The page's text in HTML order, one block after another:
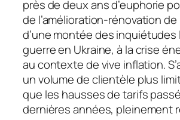
près de deux ans d’euphorie
de l’amélioration-rénovation de
d’une montée des inquiétudes
guerre en Ukraine, à la crise
au contexte de vive inflation.
un volume de clientèle plus
que les hausses de tarifs
dernières années, pleinement